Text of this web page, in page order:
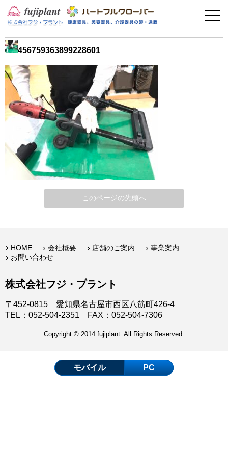
介護用品
美容・その他
フィットネス
お問い合わせ
456759363899228601
このページの先頭へ
HOME 会社概要 店舗のご案内
事業案内
お問い合わせ
株式会社フジ・プラント
〒452-0815 愛知県名古屋市西区八筋町426-4
TEL：052-504-2351 FAX：052-504-7306
Copyright © 2014 fujiplant. All Rights Reserved.
モバイル PC